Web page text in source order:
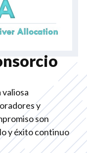
y
son
y éxito continuo